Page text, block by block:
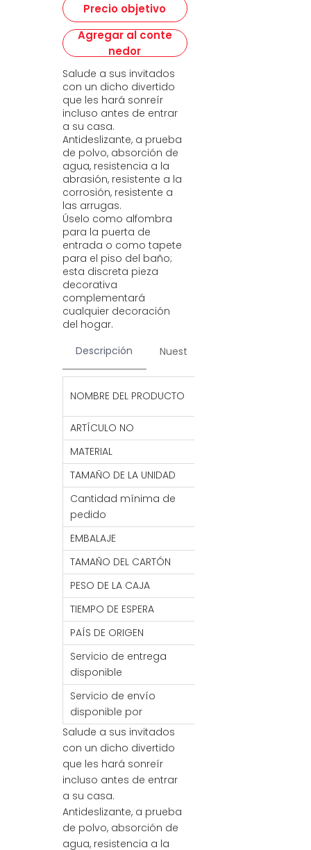
Precio objetivo
Agregar al conte
nedor
Salude a sus invitados
con un dicho divertido
que les hará sonreír
incluso antes de entrar
a su casa.
Antideslizante, a prueba
de polvo, absorción de
agua, resistencia a la
abrasión, resistente a la
corrosión, resistente a
las arrugas.
Úselo como alfombra
para la puerta de
entrada o como tapete
para el piso del baño;
esta discreta pieza
decorativa
complementará
cualquier decoración
del hogar.
Descripción
Nuestros servicios
NOMBRE DEL PRODUCTO
ARTÍCULO NO
MATERIAL
TAMAÑO DE LA UNIDAD
Cantidad mínima de
pedido
EMBALAJE
TAMAÑO DEL CARTÓN
PESO DE LA CAJA
TIEMPO DE ESPERA
PAÍS DE ORIGEN
Servicio de entrega
disponible
Servicio de envío
disponible por
Salude a sus invitados
con un dicho divertido
que les hará sonreír
incluso antes de entrar
a su casa.
Antideslizante, a prueba
de polvo, absorción de
agua, resistencia a la